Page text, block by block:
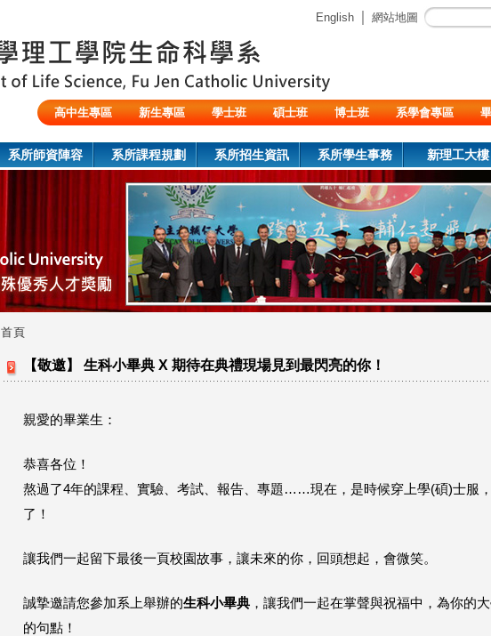
English 網站地圖
高中生專區 新生專區 學士班 碩士班 博士班 系學會專區
系所師資陣容 系所課程規劃 系所招生資訊 系所學生事務 新理工大樓
您
首頁
【敬邀】 生科小畢典 X 期待在典禮現場見到最閃亮的你！
親愛的畢業生：
恭喜各位！
熬過了4年的課程、實驗、考試、報告、專題……現在，是時候穿上學(碩)士服
了！
讓我們一起留下最後一頁校園故事，讓未來的你，回頭想起，會微笑。
誠摯邀請您參加系上舉辦的生科小畢典 ，讓我們一起在掌聲與祝福中，為你的
的句點！